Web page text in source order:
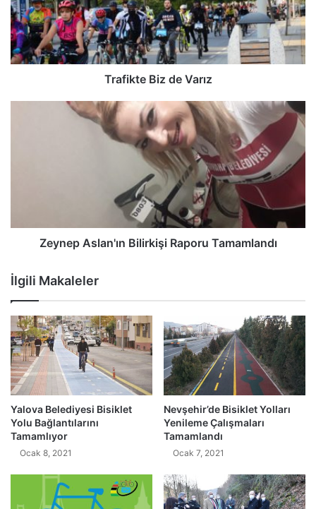
Trafikte Biz de Varız
Zeynep Aslan'ın Bilirkişi Raporu Tamamlandı
İlgili Makaleler
Yalova Belediyesi Bisiklet
Yolu Bağlantılarını
Tamamlıyor
Ocak 8, 2021
Nevşehir’de Bisiklet Yolları
Yenileme Çalışmaları
Tamamlandı
Ocak 7, 2021